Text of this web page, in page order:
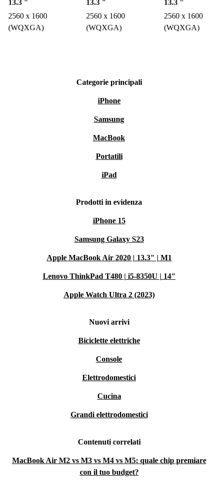
13.3 "
2560 x 1600
(WQXGA)
13.3 "
2560 x 1600
(WQXGA)
13.3 "
2560 x 1600
(WQXGA)
Categorie principali
iPhone
Samsung
MacBook
Portatili
iPad
Prodotti in evidenza
iPhone 15
Samsung Galaxy S23
Apple MacBook Air 2020 | 13.3" | M1
Lenovo ThinkPad T480 | i5-8350U | 14"
Apple Watch Ultra 2 (2023)
Nuovi arrivi
Biciclette elettriche
Console
Elettrodomestici
Cucina
Grandi elettrodomestici
Contenuti correlati
MacBook Air M2 vs M3 vs M4 vs M5: quale chip premiare
con il tuo budget?